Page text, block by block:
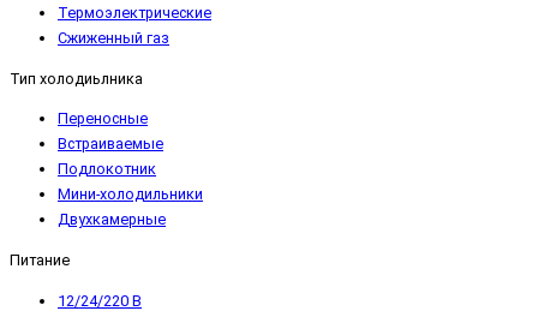
Термоэлектрические
Сжиженный газ
Тип холодиьлника
Переносные
Встраиваемые
Подлокотник
Мини-холодильники
Двухкамерные
Питание
12/24/220 В